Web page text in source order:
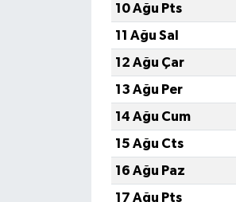
10 Ağu Pts
11 Ağu Sal
12 Ağu Çar
13 Ağu Per
14 Ağu Cum
15 Ağu Cts
16 Ağu Paz
17 Ağu Pts